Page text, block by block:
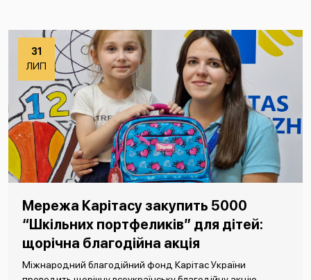
31
ЛИП
Мережа Карітасу закупить 5000
“Шкільних портфеликів” для дітей:
щорічна благодійна акція
Міжнародний благодійний фонд Карітас України